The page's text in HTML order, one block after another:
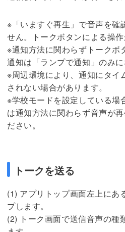
※「いますぐ再生」で音声を確
せん。トークボタンによる操作
※通知方法に関わらずトークボ
通知は「ランプで通知」のみに
※周辺環境により、通知にタイ
されない場合があります。
※学校モードを設定している場
は通知方法に関わらず音声が
ださい。
トークを送る
(1) アプリトップ画面左上にあ
プします。
(2) トーク画面で送信音声の種